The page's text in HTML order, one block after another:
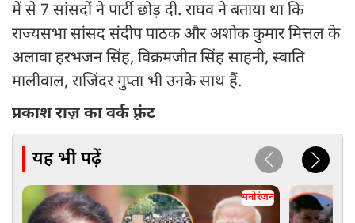
में से 7 सांसदों ने पार्टी छोड़ दी. राघव ने बताया था कि
राज्यसभा सांसद संदीप पाठक और अशोक कुमार मित्तल के
अलावा हरभजन सिंह, विक्रमजीत सिंह साहनी, स्वाति
मालीवाल, राजिंदर गुप्ता भी उनके साथ हैं.
प्रकाश राज़ का वर्क फ़्रंट
यह भी पढ़ें
मनोरंजन